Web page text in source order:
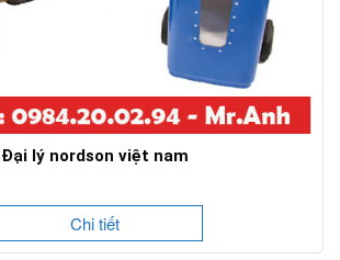
Đại lý nordson việt nam
Chi tiết